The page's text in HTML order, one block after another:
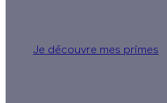
Je découvre mes primes